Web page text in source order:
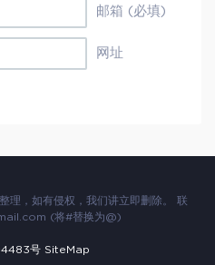
邮箱 (必填)
网址
理，如有侵权，我们讲立即删除。 联
(将#替换为@)
号 SiteMap